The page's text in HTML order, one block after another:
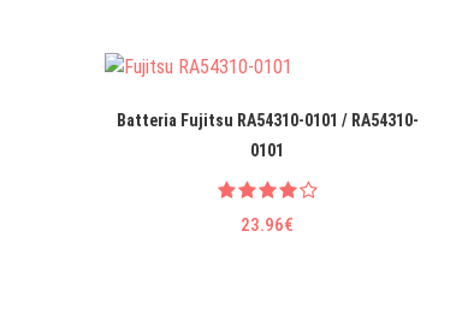
Batteria Fujitsu RA54310-0101 / RA54310-
0101
23.96€